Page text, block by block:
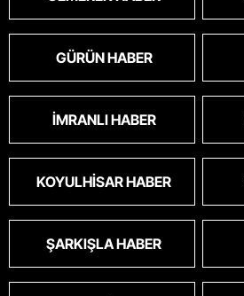
GÜRÜN HABER
İMRANLI HABER
KOYULHISAR HABER
ŞARKIŞLA HABER